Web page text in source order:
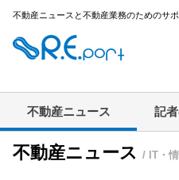
不動産ニュースと不動産業務のためのサ
不動産ニュース 記者
不動産ニュース / IT・